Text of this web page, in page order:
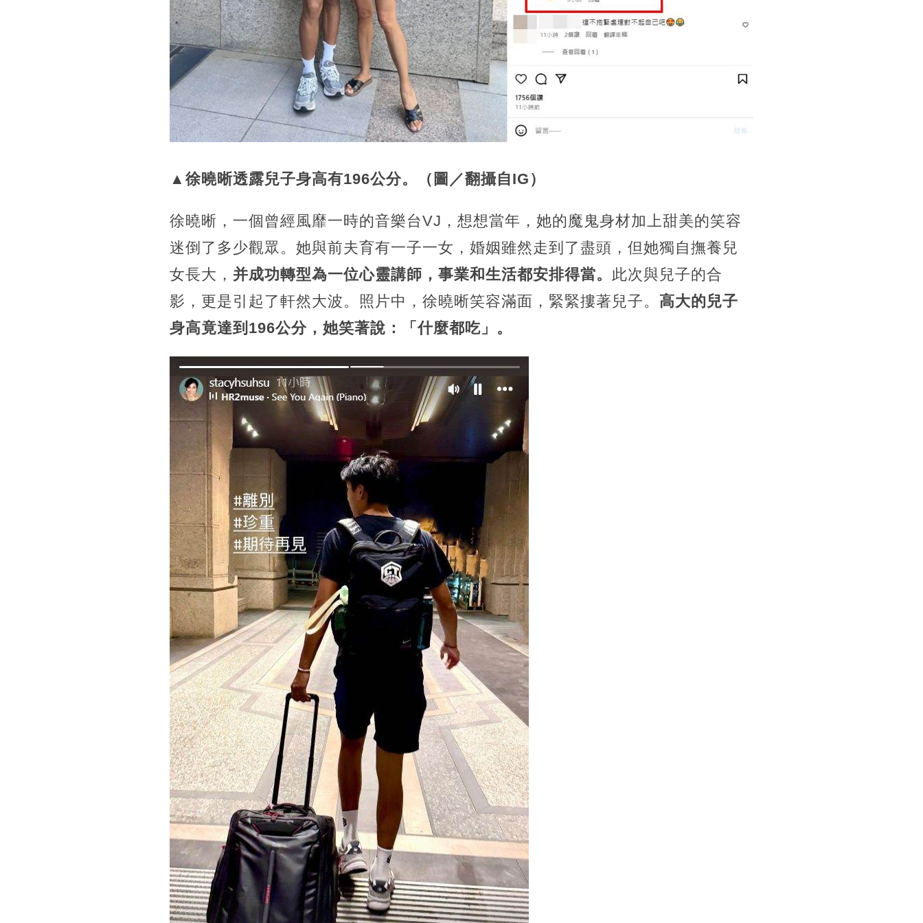
▲徐曉晰透露兒子身高有196公分。（圖／翻攝自IG）
徐曉晰，一個曾經風靡一時的音樂台VJ，想想當年，她的魔鬼身材加上甜美的笑容
迷倒了多少觀眾。她與前夫育有一子一女，婚姻雖然走到了盡頭，但她獨自撫養兒
女長大， 并成功轉型為一位心靈講師，事業和生活都安排得當。 此次與兒子的合
影，更是引起了軒然大波。照片中，徐曉晰笑容滿面，緊緊摟著兒子。 高大的兒子
身高竟達到196公分，她笑著說：「什麼都吃」。